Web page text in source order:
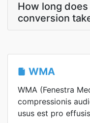
How long
conversion
WMA
WMA (Fenestra
compressionis
usus est pro